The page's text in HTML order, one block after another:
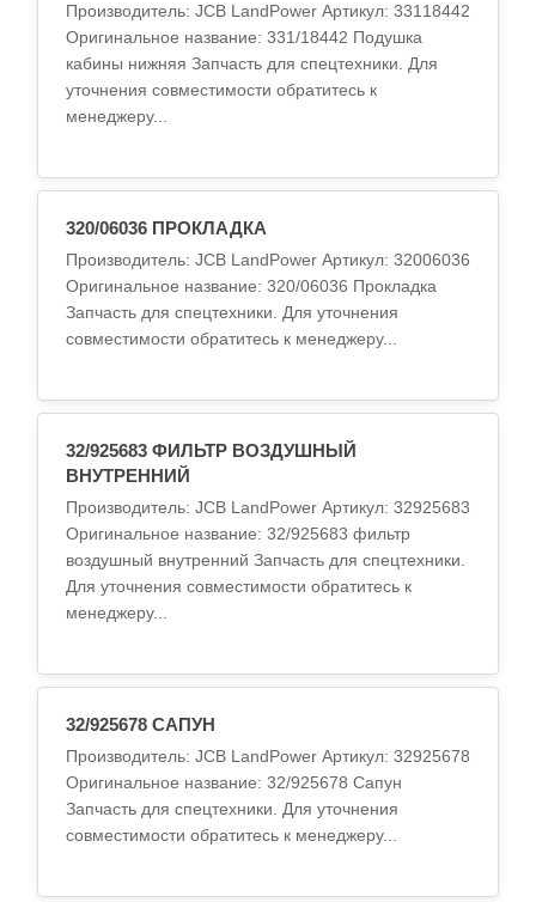
Производитель: JCB LandPower Артикул: 33118442
Оригинальное название: 331/18442 Подушка
кабины нижняя Запчасть для спецтехники. Для
уточнения совместимости обратитесь к
менеджеру...
320/06036 ПРОКЛАДКА
Производитель: JCB LandPower Артикул: 32006036
Оригинальное название: 320/06036 Прокладка
Запчасть для спецтехники. Для уточнения
совместимости обратитесь к менеджеру...
32/925683 ФИЛЬТР ВОЗДУШНЫЙ
ВНУТРЕННИЙ
Производитель: JCB LandPower Артикул: 32925683
Оригинальное название: 32/925683 фильтр
воздушный внутренний Запчасть для спецтехники.
Для уточнения совместимости обратитесь к
менеджеру...
32/925678 САПУН
Производитель: JCB LandPower Артикул: 32925678
Оригинальное название: 32/925678 Сапун
Запчасть для спецтехники. Для уточнения
совместимости обратитесь к менеджеру...